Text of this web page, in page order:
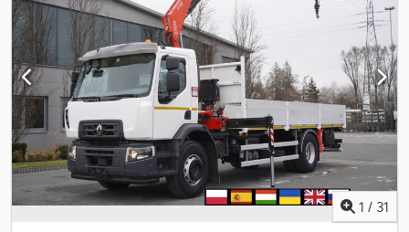
mm, iekraušanas telpas augstums:780 mm , Ražošanas gads: 2017,
Aprīkojums:AdBlue, Tahogrāfs, celtnis, diferenciāļa bloķētājs,
gaisa kondicionēšana, kruīza kontrole,
1 / 31